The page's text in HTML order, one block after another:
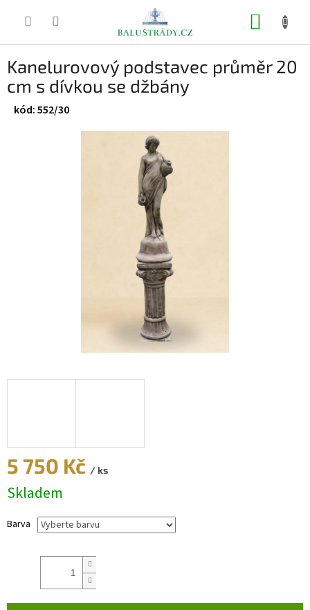
Kanelurovový podstavec průměr 20
cm s dívkou se džbány
552/30
5 750 Kč / ks
Měrná
cena:
Skladem
Barva